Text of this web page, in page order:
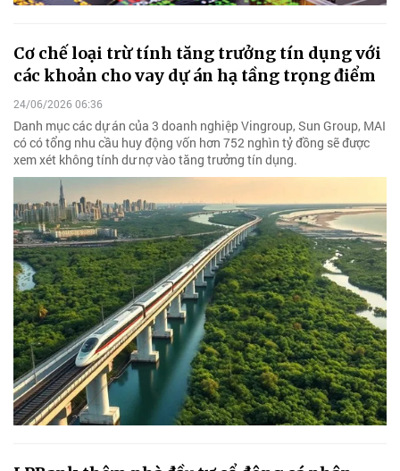
Cơ chế loại trừ tính tăng trưởng tín dụng với
các khoản cho vay dự án hạ tầng trọng điểm
24/06/2026 06:36
Danh mục các dự án của 3 doanh nghiệp Vingroup, Sun Group, MAI
có có tổng nhu cầu huy động vốn hơn 752 nghìn tỷ đồng sẽ được
xem xét không tính dư nợ vào tăng trưởng tín dụng.